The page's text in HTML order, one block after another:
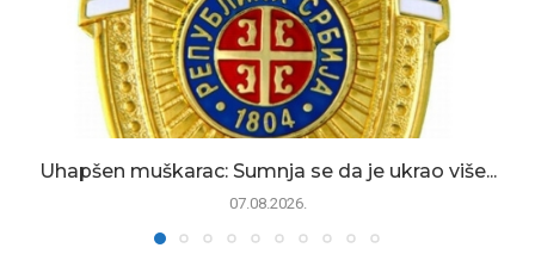
Uhapšen muškarac: Sumnja se da je ukrao više...
07.08.2026.